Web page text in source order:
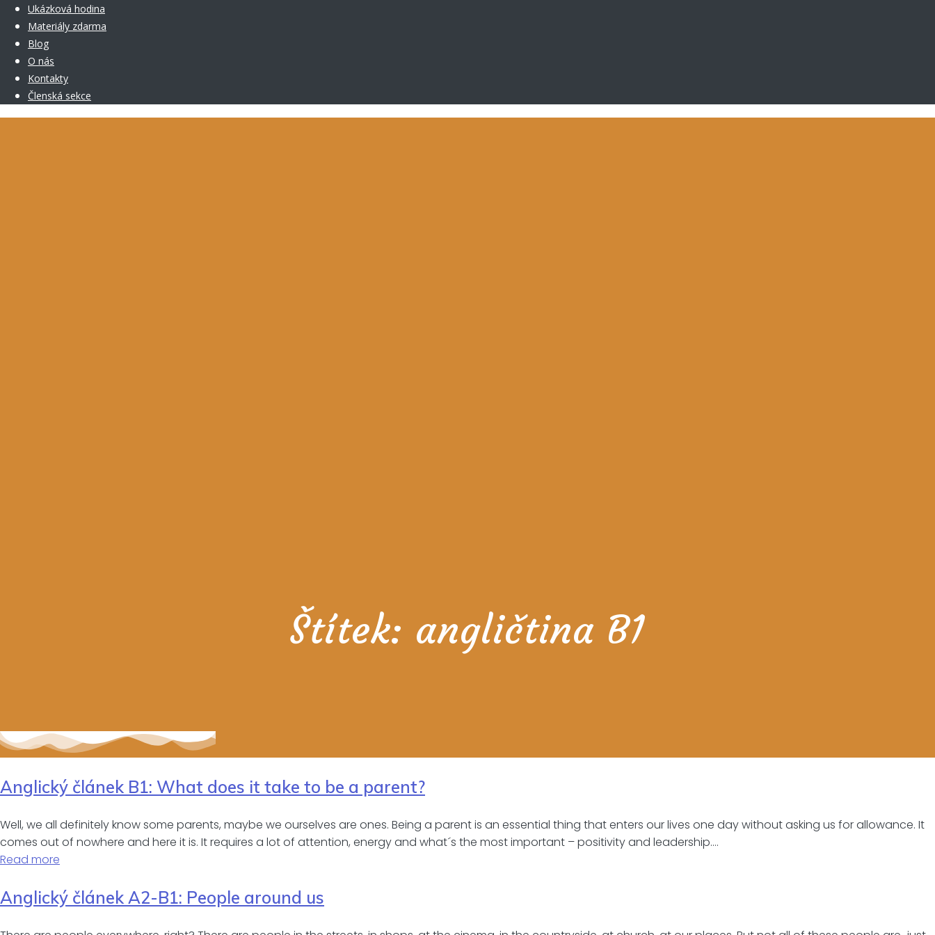
Ukázková hodina
Materiály zdarma
Blog
O nás
Kontakty
Členská sekce
Štítek: angličtina B1
Anglický článek B1: What does it take to be a parent?
Well, we all definitely know some parents, maybe we ourselves are ones. Being a parent is an essential thing that enters our lives one day without asking us for allowance. It
comes out of nowhere and here it is. It requires a lot of attention, energy and what´s the most important – positivity and leadership.…
Read more
Anglický článek A2-B1: People around us